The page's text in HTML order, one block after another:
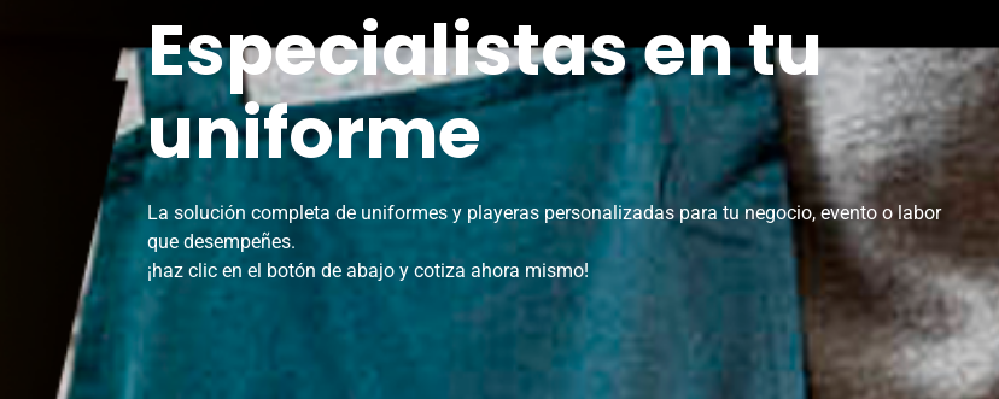
Especialistas en tu
uniforme
La solución completa de uniformes y playeras personalizadas para tu negocio, evento o labor
que desempeñes.
¡haz clic en el botón de abajo y cotiza ahora mismo!